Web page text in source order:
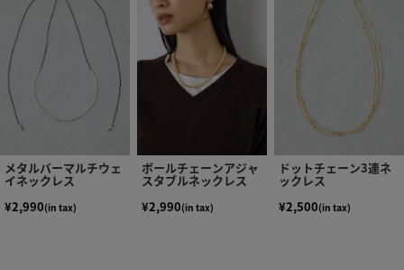
メタルバーマルチウェ
イネックレス
¥2,990(in tax)
ボールチェーンアジャ
スタブルネックレス
¥2,990(in tax)
ドットチェーン3連ネ
ックレス
¥2,500(in tax)